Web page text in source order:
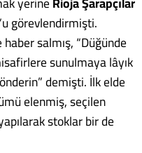
görevlendirmişti.
salmış, “Düğünde
sunulmaya lâyık
demişti. İlk elde
elenmiş, seçilen
stoklar bir de